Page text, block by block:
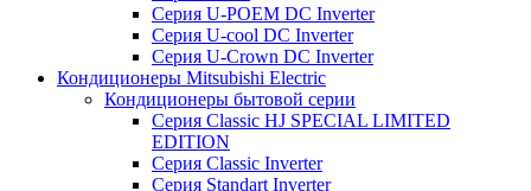
Серия U-POEM DC Inverter
Серия U-cool DC Inverter
Серия U-Crown DC Inverter
Кондиционеры Mitsubishi Electric
Кондиционеры бытовой серии
Серия Classic HJ SPECIAL LIMITED
EDITION
Серия Classic Inverter
Серия Standart Inverter